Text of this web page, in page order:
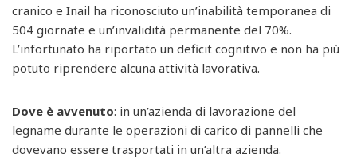
cranico e Inail ha riconosciuto un’inabilità temporanea di
504 giornate e un’invalidità permanente del 70%.
L’infortunato ha riportato un deficit cognitivo e non ha più
potuto riprendere alcuna attività lavorativa.
Dove è avvenuto: in un’azienda di lavorazione del
legname durante le operazioni di carico di pannelli che
dovevano essere trasportati in un’altra azienda.